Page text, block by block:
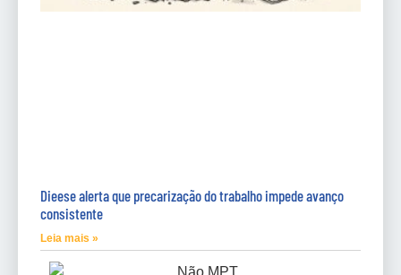
Dieese alerta que precarização do trabalho impede avanço
consistente
Leia mais »